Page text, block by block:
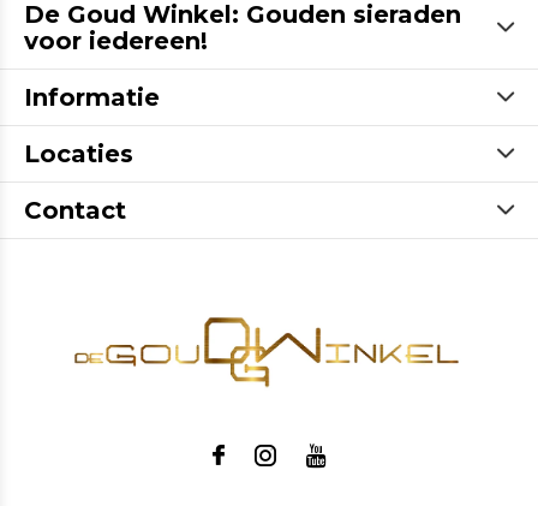
De Goud Winkel: Gouden sieraden
voor iedereen!
Informatie
Locaties
Contact